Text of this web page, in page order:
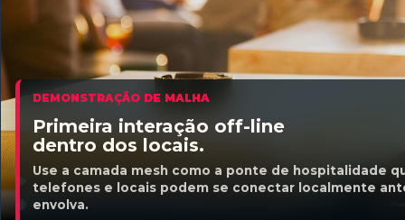
DEMONSTRAÇÃO DE MALHA
Primeira interação off-line
dentro dos locais.
Use a camada mesh como a ponte de hospitalidade
telefones e locais podem se conectar localmente
envolva.